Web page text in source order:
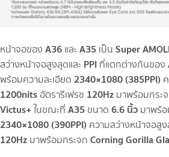
หน้าจอของ A36 และ A35 เป็น Super
สว่างหน้าจอสูงสุดและ PPI ที่แตกต่างกันของ
พร้อมความละเอียด 2340×1080 (385PPI)
1200nitsอัตรารีเฟรช 120Hz มาพร้อมกระ
Victus+ในขณะที่ A35 ขนาด 6.6 นิ้ว มาพร้อ
2340×1080 (390PPI) ความสว่างหน้าจอสู
120Hz มาพร้อมกระจก Corning Gorilla